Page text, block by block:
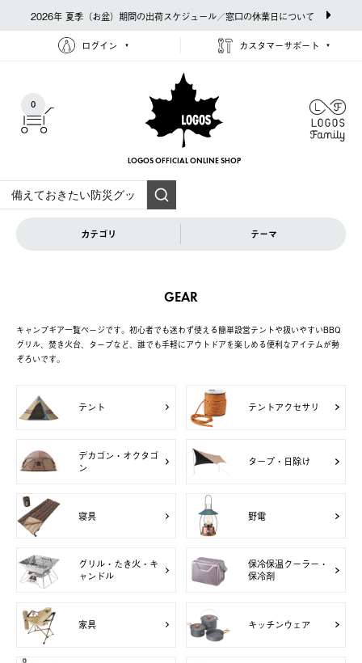
2026年 夏季（お盆）期間の出荷スケジュール／窓口の休業日について
ログイン カスタマーサポート
0
LOGOS OFFICIAL ONLINE SHOP
カテゴリ テーマ
GEAR
キャンプギア一覧ページです。初心者でも迷わず使える簡単設営テントや扱いやすいBBQ
グリル、焚き火台、タープなど、誰でも手軽にアウトドアを楽しめる便利なアイテムが勢
ぞろいです。
テント テントアクセサリ
デカゴン・オクタゴ
ン
タープ・日除け
寝具 野電
グリル・たき火・キ
ャンドル
保冷保温クーラー・
保冷剤
家具 キッチンウェア